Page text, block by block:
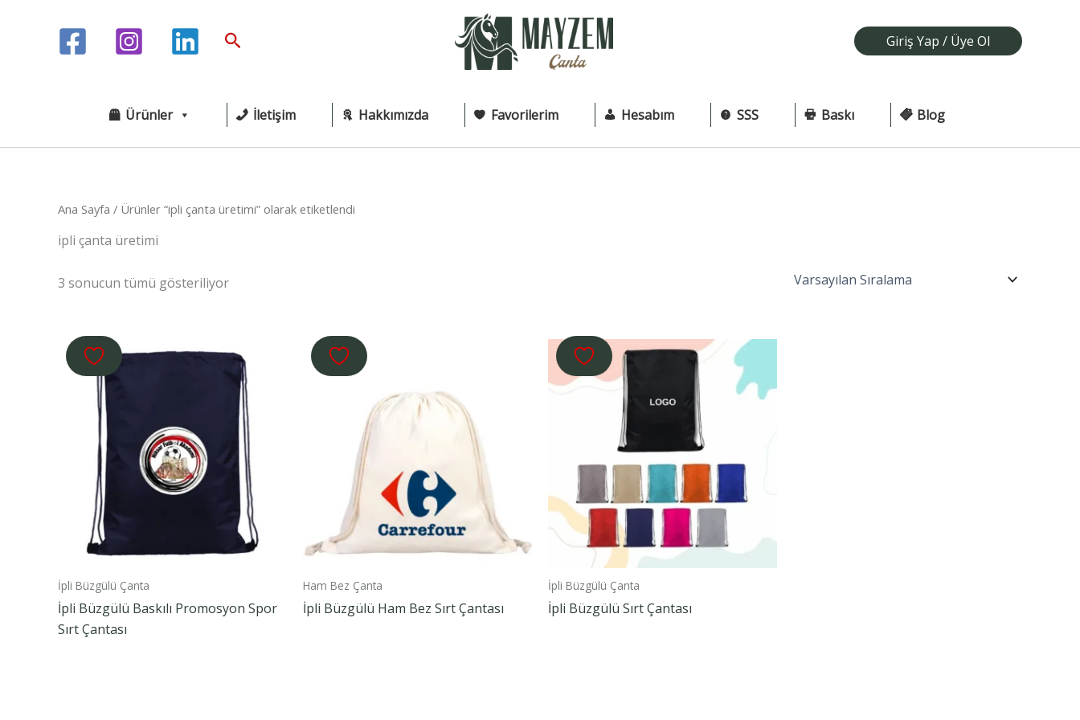
Arama Giriş Yap / Üye Ol
Ürünler İletişim Hakkımızda Favorilerim Hesabım SSS Baskı Blog
Ana Sayfa / Ürünler “ipli çanta üretimi” olarak etiketlendi
ipli çanta üretimi
3 sonucun tümü gösteriliyor
İpli Büzgülü Çanta
İpli Büzgülü Baskılı Promosyon Spor
Sırt Çantası
Ham Bez Çanta
İpli Büzgülü Ham Bez Sırt Çantası
İpli Büzgülü Çanta
İpli Büzgülü Sırt Çantası